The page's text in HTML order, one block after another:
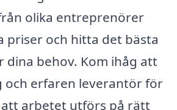
olika entreprenörer
priser och hitta det bästa
behov. Kom ihåg att
och erfaren leverantör för
arbetet utförs på rätt